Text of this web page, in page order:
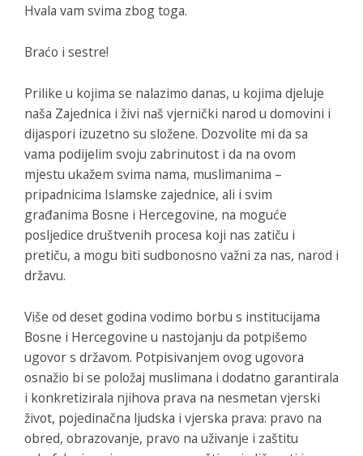
Hvala vam svima zbog toga.
Braćo i sestre!
Prilike u kojima se nalazimo danas, u kojima djeluje
naša Zajednica i živi naš vjernički narod u domovini i
dijaspori izuzetno su složene. Dozvolite mi da sa
vama podijelim svoju zabrinutost i da na ovom
mjestu ukažem svima nama, muslimanima –
pripadnicima Islamske zajednice, ali i svim
građanima Bosne i Hercegovine, na moguće
posljedice društvenih procesa koji nas zatiču i
pretiču, a mogu biti sudbonosno važni za nas, narod i
državu.
Više od deset godina vodimo borbu s institucijama
Bosne i Hercegovine u nastojanju da potpišemo
ugovor s državom. Potpisivanjem ovog ugovora
osnažio bi se položaj muslimana i dodatno garantirala
i konkretizirala njihova prava na nesmetan vjerski
život, pojedinačna ljudska i vjerska prava: pravo na
obred, obrazovanje, pravo na uživanje i zaštitu